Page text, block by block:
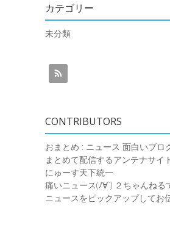
カテゴリー
未分類
CONTRIBUTORS
おまとめ : ニュース 面白いブロ
まとめて配信するアンテナサイ
にゅーす天下統一
痛いニュース(ﾉ∀`) ２ちゃんねる
ニュースをピックアップしてお